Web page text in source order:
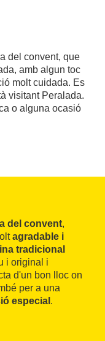
del convent, que
amb algun toc
molt cuidada. Es
visitant Peralada.
o alguna ocasió
del convent,
agradable i
tradicional
i original i
d'un bon lloc on
per a una
especial .